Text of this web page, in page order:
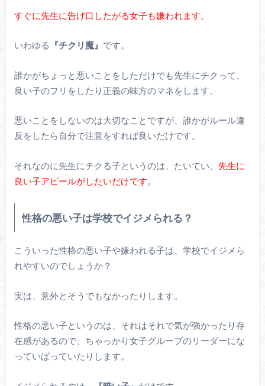
すぐに先生に告げ口したがる女子も嫌われます。
いわゆる 『チクリ魔』 です。
誰かがちょっと悪いことをしただけでも先生にチクって、
良い子のフリをしたり正義の味方のマネをします。
悪いことをしないのは大切なことですが、誰かがルール違
反をしたら自分で注意をすれば良いだけです。
それなのに先生にチクる子というのは、たいてい、 先生に
良い子アピールがしたいだけです。
性格の悪い子は学校でイジメられる？
こういった性格の悪い子や嫌われる子は、学校でイジメら
れやすいのでしょうか？
実は、意外とそうでもなかったりします。
性格の悪い子というのは、それはそれで気が強かったり存
在感があるので、ちゃっかり女子グループのリーダーにな
っていばっていたりします。